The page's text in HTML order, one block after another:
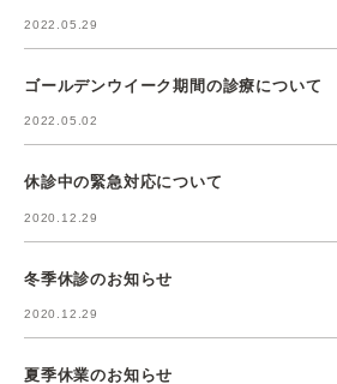
2022.05.29
ゴールデンウイーク期間の診療について
2022.05.02
休診中の緊急対応について
2020.12.29
冬季休診のお知らせ
2020.12.29
夏季休業のお知らせ